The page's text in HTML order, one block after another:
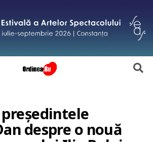
președintele
despre o nouă